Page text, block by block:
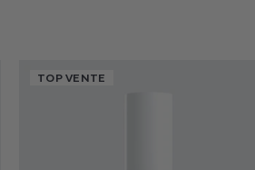
TOP VENTE